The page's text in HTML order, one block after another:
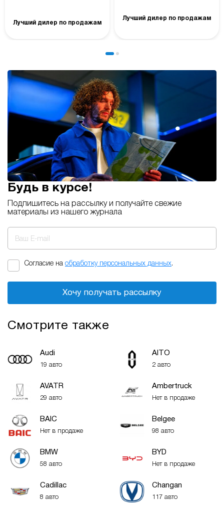
Лучший дилер по продажам
Лучший дилер по продажам
Будь в курсе!
Подпишитесь на рассылку и получайте свежие
материалы из нашего журнала
Ваш E-mail
Согласие на обработку персональных данных.
Хочу получать рассылку
Смотрите также
Audi
19 авто
AITO
2 авто
AVATR
29 авто
Ambertruck
Нет в продаже
BAIC
Нет в продаже
Belgee
98 авто
BMW
58 авто
BYD
Нет в продаже
Cadillac
8 авто
Changan
117 авто